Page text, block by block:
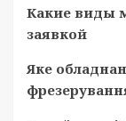
Какие виды
заявкой
Яке